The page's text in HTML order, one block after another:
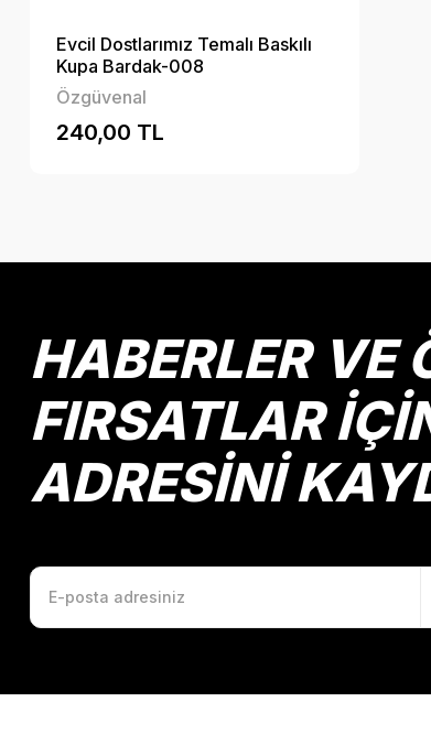
Evcil Dostlarımız Temalı Baskılı
Kupa Bardak-008
Özgüvenal
240,00 TL
HABERLER VE
FIRSATLAR
ADRESİNİ